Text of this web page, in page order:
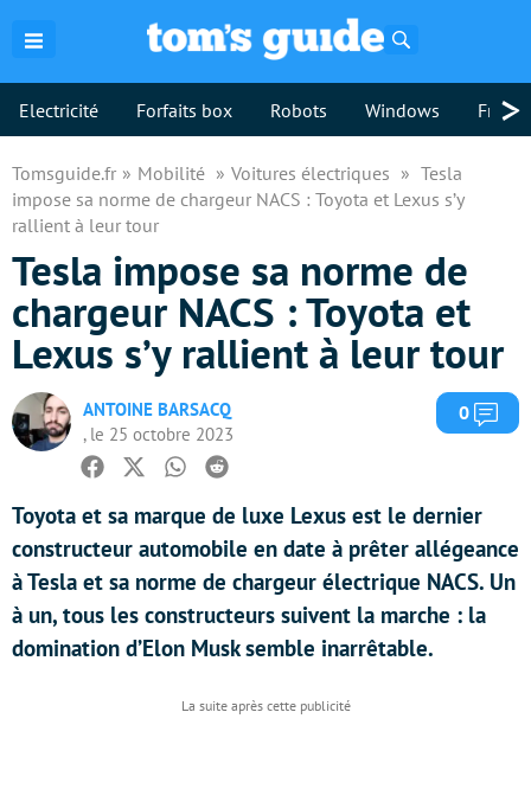
Electricité Forfaits box Robots Windows >
Tomsguide.fr Mobilité Voitures électriques
Tesla
impose sa norme de chargeur NACS : Toyota et Lexus s’y
rallient à leur tour
Tesla impose sa norme de
chargeur NACS : Toyota et
Lexus s’y rallient à leur tour
ANTOINE BARSACQ
, le 25 octobre 2023
0
Facebook
TwitterWhatsapp
Reddit
Toyota et sa marque de luxe Lexus est le dernier
constructeur automobile en date à prêter allégeance
à Tesla et sa norme de chargeur électrique NACS. Un
à un, tous les constructeurs suivent la marche : la
domination d’Elon Musk semble inarrêtable.